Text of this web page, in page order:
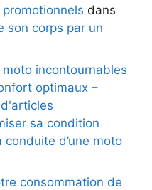
dans
son corps par un
incontournables
optimaux –
sa condition
d’une moto
consommation de